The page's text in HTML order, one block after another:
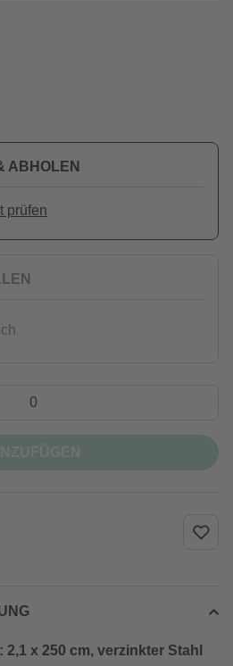
ABHOLEN
prüfen
x 250 cm, verzinkter Stahl